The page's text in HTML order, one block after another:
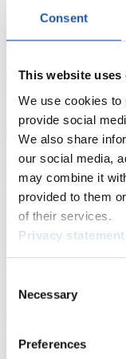
Consent
This website uses
We use cookies to
provide social
We also share
our social media,
may combine it
provided to them
of their services.
Privacy statement
Selection
Necessary
Preferences
Live Streaming
Zielgruppen Anzeigen
Für Presse-
Hier finden Sie
haben Zugriff auf
Wettkämpfen.
allgemeine
>> Weiter
Für Nationale